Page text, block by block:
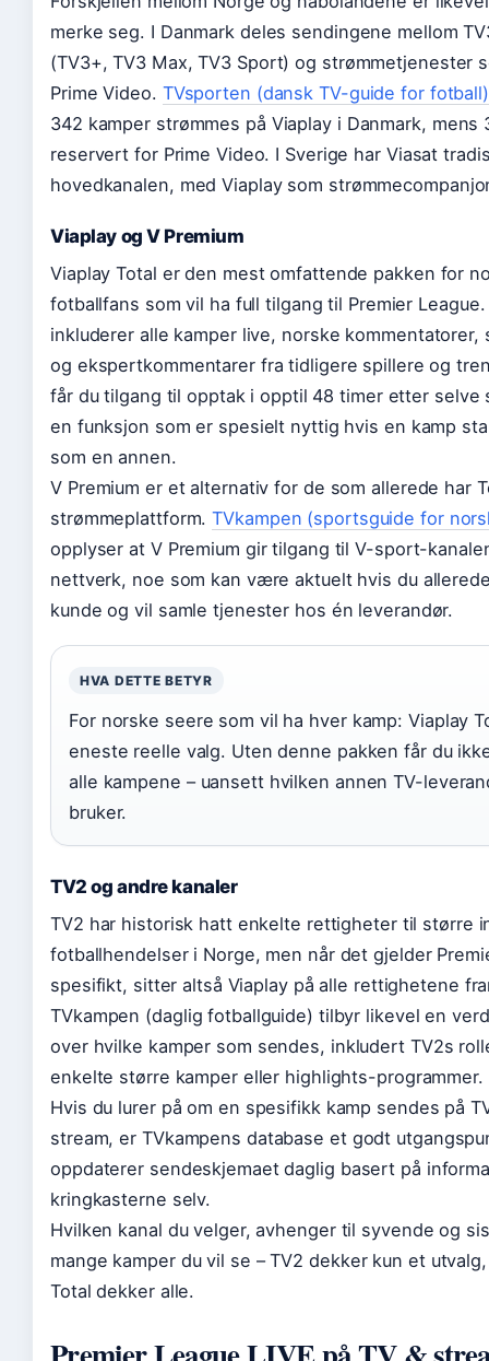
merke seg. I Danmark deles sendingene mellom
(TV3+, TV3 Max, TV3 Sport) og strømmetjenester
Prime Video. TVsporten (dansk TV-guide for fotball)
342 kamper strømmes på Viaplay i Danmark, mens
reservert for Prime Video. I Sverige har Viasat
hovedkanalen, med Viaplay som
Viaplay og V Premium
Viaplay Total er den mest omfattende pakken for
fotballfans som vil ha full tilgang til Premier League.
inkluderer alle kamper live, norske kommentatorer,
og ekspertkommentarer fra tidligere spillere og
får du tilgang til opptak i opptil 48 timer etter selve
en funksjon som er spesielt nyttig hvis en kamp
som en annen.
V Premium er et alternativ for de som allerede har
strømmeplattform.TVkampen (sportsguide for
opplyser at V Premium gir tilgang til V-sport-
nettverk, noe som kan være aktuelt hvis du
kunde og vil samle tjenester hos én leverandør.
HVA DETTE BETYR
For norske seere som vil ha hver kamp: Viaplay
eneste reelle valg. Uten denne pakken får du
alle kampene – uansett hvilken annen TV-
bruker.
TV2 og andre kanaler
TV2 har historisk hatt enkelte rettigheter til større
fotballhendelser i Norge, men når det gjelder
spesifikt, sitter altså Viaplay på alle rettighetene
TVkampen (daglig fotballguide) tilbyr likevel en
over hvilke kamper som sendes, inkludert TV2s
enkelte større kamper eller highlights-programmer.
Hvis du lurer på om en spesifikk kamp sendes på
stream, er TVkampens database et godt
oppdaterer sendeskjemaet daglig basert på
kringkasterne selv.
Hvilken kanal du velger, avhenger til syvende og
mange kamper du vil se – TV2 dekker kun et
Total dekker alle.